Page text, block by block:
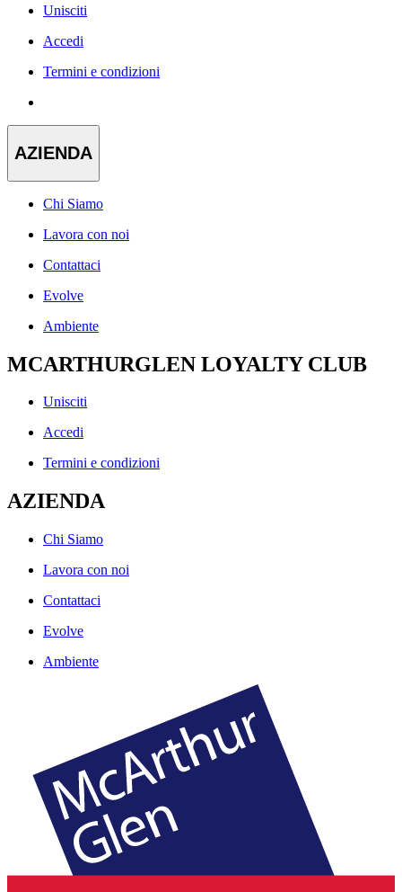
Unisciti
Accedi
Termini e condizioni
AZIENDA
Chi Siamo
Lavora con noi
Contattaci
Evolve
Ambiente
MCARTHURGLEN LOYALTY CLUB
Unisciti
Accedi
Termini e condizioni
AZIENDA
Chi Siamo
Lavora con noi
Contattaci
Evolve
Ambiente